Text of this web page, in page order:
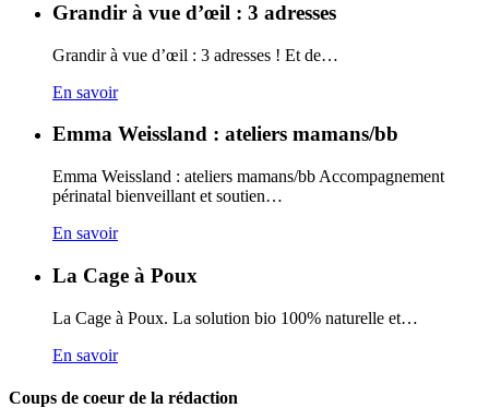
Grandir à vue d’œil : 3 adresses
Grandir à vue d’œil : 3 adresses ! Et de…
En savoir
Emma Weissland : ateliers mamans/bb
Emma Weissland : ateliers mamans/bb Accompagnement
périnatal bienveillant et soutien…
En savoir
La Cage à Poux
La Cage à Poux. La solution bio 100% naturelle et…
En savoir
Coups de coeur de la rédaction